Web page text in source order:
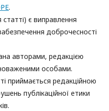
.
є виправлення
доброчесності
авторами, редакцією
особами.
приймається редакційною
публікаційної етики